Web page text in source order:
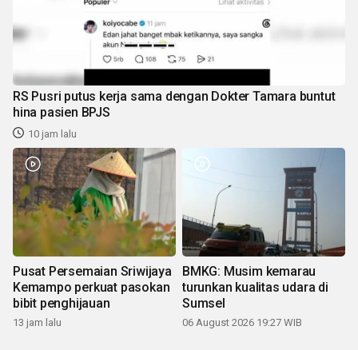
RS Pusri putus kerja sama dengan Dokter Tamara buntut
hina pasien BPJS
10 jam lalu
Pusat Persemaian Sriwijaya
Kemampo perkuat pasokan
bibit penghijauan
13 jam lalu
BMKG: Musim kemarau
turunkan kualitas udara di
Sumsel
06 August 2026 19:27 WIB